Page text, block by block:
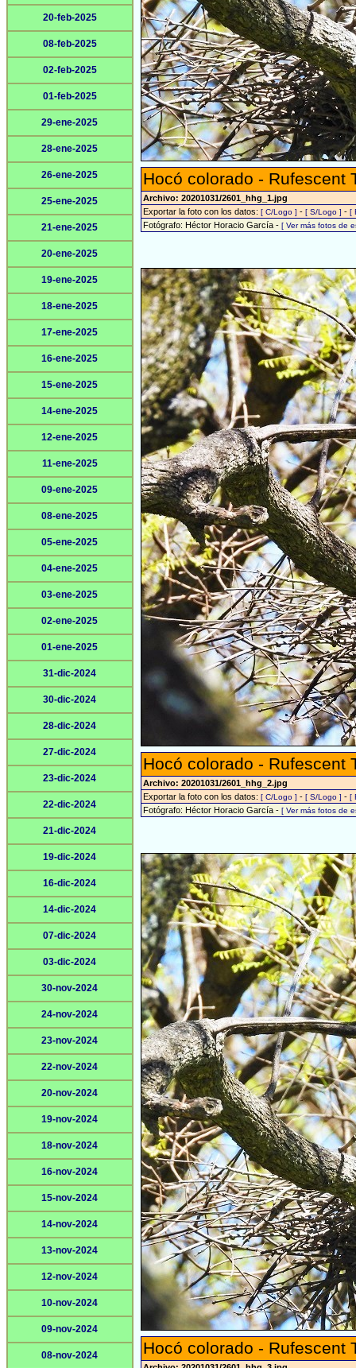
20-feb-2025
08-feb-2025
02-feb-2025
01-feb-2025
29-ene-2025
28-ene-2025
26-ene-2025
25-ene-2025
21-ene-2025
20-ene-2025
19-ene-2025
18-ene-2025
17-ene-2025
16-ene-2025
15-ene-2025
14-ene-2025
12-ene-2025
11-ene-2025
09-ene-2025
08-ene-2025
05-ene-2025
04-ene-2025
03-ene-2025
02-ene-2025
01-ene-2025
31-dic-2024
30-dic-2024
28-dic-2024
27-dic-2024
23-dic-2024
22-dic-2024
21-dic-2024
19-dic-2024
16-dic-2024
14-dic-2024
07-dic-2024
03-dic-2024
30-nov-2024
24-nov-2024
23-nov-2024
22-nov-2024
20-nov-2024
19-nov-2024
18-nov-2024
16-nov-2024
15-nov-2024
14-nov-2024
13-nov-2024
12-nov-2024
10-nov-2024
09-nov-2024
08-nov-2024
Hocó colorado - Rufescent
Archivo: 20201031/2601_hhg_1.jpg
Exportar la foto con los datos: [ C/Logo ] - [ S/Logo ] - [
Fotógrafo: Héctor Horacio García - [ Ver más fotos de
Hocó colorado - Rufescent
Archivo: 20201031/2601_hhg_2.jpg
Exportar la foto con los datos: [ C/Logo ] - [ S/Logo ] - [
Fotógrafo: Héctor Horacio García - [ Ver más fotos de
Hocó colorado - Rufescent